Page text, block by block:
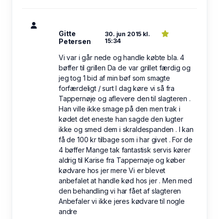
Gitte
Petersen
30. jun 2015 kl.
15:34
Vi var i går nede og handle købte bla. 4
bøffer til grillen Da de var grillet færdig og
jeg tog 1 bid af min bøf som smagte
forfærdeligt / surt I dag køre vi så fra
Tappernøje og aflevere den til slagteren .
Han ville ikke smage på den men trak i
kødet det eneste han sagde den lugter
ikke og smed dem i skraldespanden . I kan
få de 100 kr tilbage som i har givet . For de
4 bøffer Mange tak fantastisk servis kører
aldrig til Karise fra Tappernøje og køber
kødvare hos jer mere Vi er blevet
anbefalet at handle kød hos jer . Men med
den behandling vi har fået af slagteren
Anbefaler vi ikke jeres kødvare til nogle
andre